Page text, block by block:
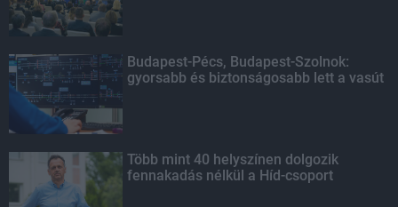
Budapest-Pécs, Budapest-Szolnok:
gyorsabb és biztonságosabb lett a vasút
Több mint 40 helyszínen dolgozik
fennakadás nélkül a Híd-csoport